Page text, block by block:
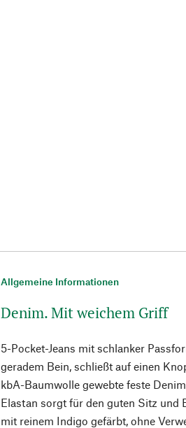
Allgemeine Informationen
Denim. Mit weichem Griff
5-Pocket-Jeans mit schlanker
geradem Bein, schließt auf einen
kbA-Baumwolle gewebte feste
Elastan sorgt für den guten Sitz und
mit reinem Indigo gefärbt, ohne